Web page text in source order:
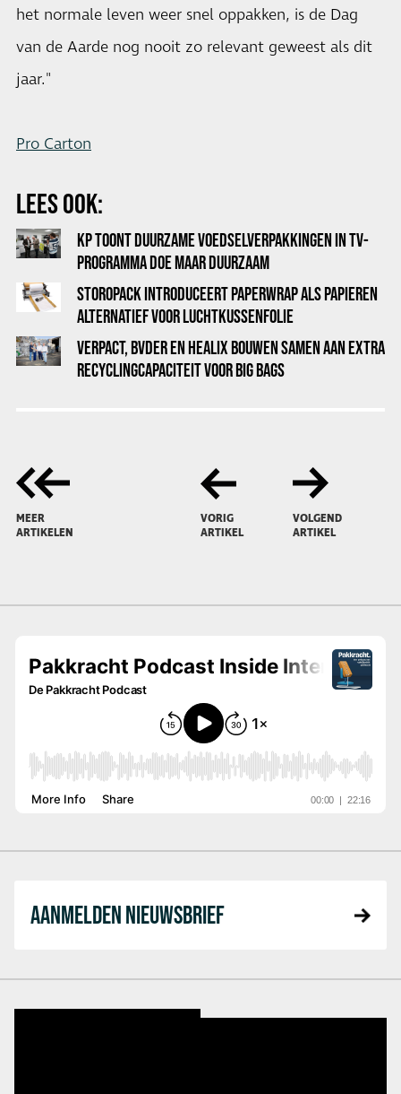
het normale leven weer snel oppakken, is de Dag
van de Aarde nog nooit zo relevant geweest als dit
jaar."
Pro Carton
LEES OOK:
KP TOONT DUURZAME VOEDSELVERPAKKINGEN IN TV-
PROGRAMMA DOE MAAR DUURZAAM
STOROPACK INTRODUCEERT PAPERWRAP ALS PAPIEREN
ALTERNATIEF VOOR LUCHTKUSSENFOLIE
VERPACT, BVDER EN HEALIX BOUWEN SAMEN AAN EXTRA
RECYCLINGCAPACITEIT VOOR BIG BAGS
MEER
ARTIKELEN
VORIG
ARTIKEL
VOLGEND
ARTIKEL
AANMELDEN NIEUWSBRIEF